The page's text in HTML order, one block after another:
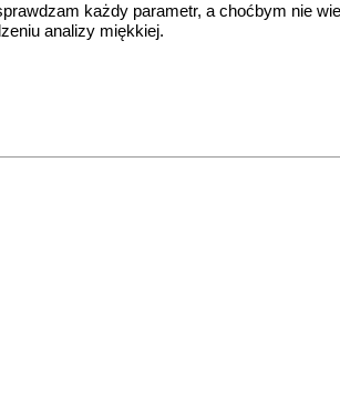
każdy parametr, a choćbym nie
analizy miękkiej.